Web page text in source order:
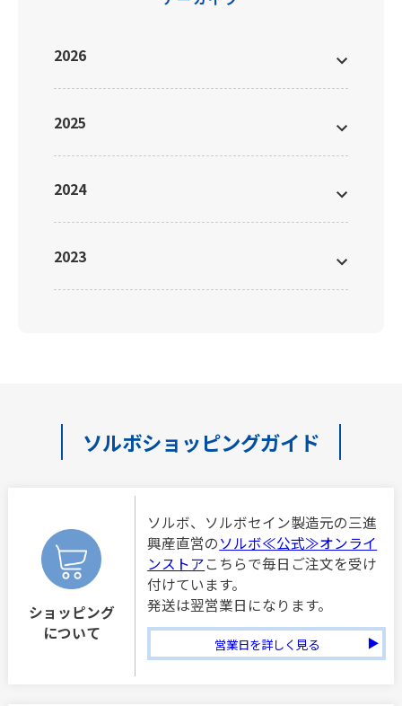
2026
2025
2024
2023
ソルボショッピングガイド
ショッピング
について
ソルボ、ソルボセイン製造元の三進
興産直営のソルボ≪公式≫オンライ
ンストアこちらで毎日ご注文を受け
付けています。
発送は翌営業日になります。
営業日を詳しく見る